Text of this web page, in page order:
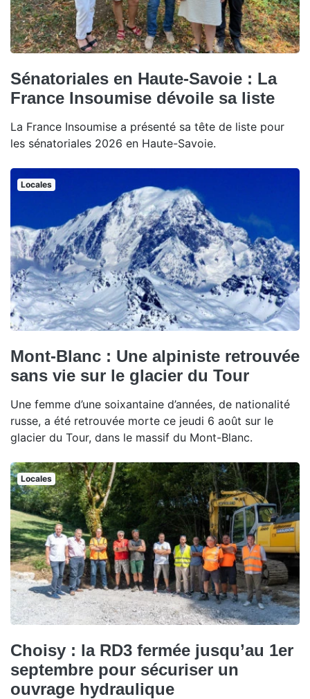
Sénatoriales en Haute-Savoie : La
France Insoumise dévoile sa liste
La France Insoumise a présenté sa tête de liste pour
les sénatoriales 2026 en Haute-Savoie.
Locales
Mont-Blanc : Une alpiniste retrouvée
sans vie sur le glacier du Tour
Une femme d’une soixantaine d’années, de nationalité
russe, a été retrouvée morte ce jeudi 6 août sur le
glacier du Tour, dans le massif du Mont-Blanc.
Locales
Choisy : la RD3 fermée jusqu’au 1er
septembre pour sécuriser un
ouvrage hydraulique